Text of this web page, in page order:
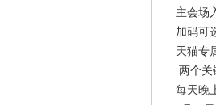
主会场
加码可
天猫专
两个关
每天晚